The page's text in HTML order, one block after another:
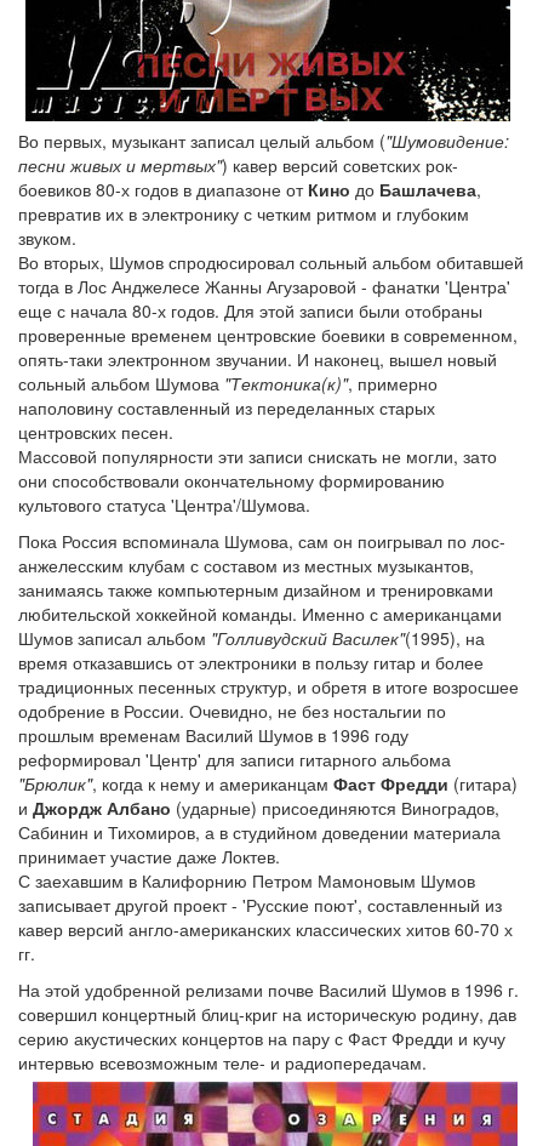
Во первых, музыкант записал целый альбом ("Шумовидение:
песни живых и мертвых") кавер версий советских рок-
боевиков 80-х годов в диапазоне от Кино до Башлачева,
превратив их в электронику с четким ритмом и глубоким
звуком.
Во вторых, Шумов спродюсировал сольный альбом обитавшей
тогда в Лос Анджелесе Жанны Агузаровой - фанатки 'Центра'
еще с начала 80-х годов. Для этой записи были отобраны
проверенные временем центровские боевики в современном,
опять-таки электронном звучании. И наконец, вышел новый
сольный альбом Шумова "Тектоника(к)", примерно
наполовину составленный из переделанных старых
центровских песен.
Массовой популярности эти записи снискать не могли, зато
они способствовали окончательному формированию
культового статуса 'Центра'/Шумова.
Пока Россия вспоминала Шумова, сам он поигрывал по лос-
анжелесским клубам с составом из местных музыкантов,
занимаясь также компьютерным дизайном и тренировками
любительской хоккейной команды. Именно с американцами
Шумов записал альбом "Голливудский Василек"(1995), на
время отказавшись от электроники в пользу гитар и более
традиционных песенных структур, и обретя в итоге возросшее
одобрение в России. Очевидно, не без ностальгии по
прошлым временам Василий Шумов в 1996 году
реформировал 'Центр' для записи гитарного альбома
"Брюлик", когда к нему и американцам Фаст Фредди (гитара)
и Джордж Албано (ударные) присоединяются Виноградов,
Сабинин и Тихомиров, а в студийном доведении материала
принимает участие даже Локтев.
С заехавшим в Калифорнию Петром Мамоновым Шумов
записывает другой проект - 'Русские поют', составленный из
кавер версий англо-американских классических хитов 60-70 х
гг.
На этой удобренной релизами почве Василий Шумов в 1996 г.
совершил концертный блиц-криг на историческую родину, дав
серию акустических концертов на пару с Фаст Фредди и кучу
интервью всевозможным теле- и радиопередачам.